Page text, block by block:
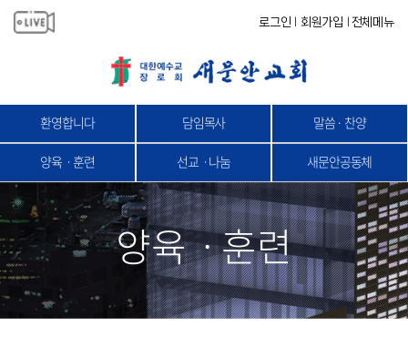
로그인 회원가입 전체메뉴
환영합니다 담임목사 말씀 · 찬양
양육ㆍ훈련 선교ㆍ나눔 새문안공동체
양육ㆍ훈련